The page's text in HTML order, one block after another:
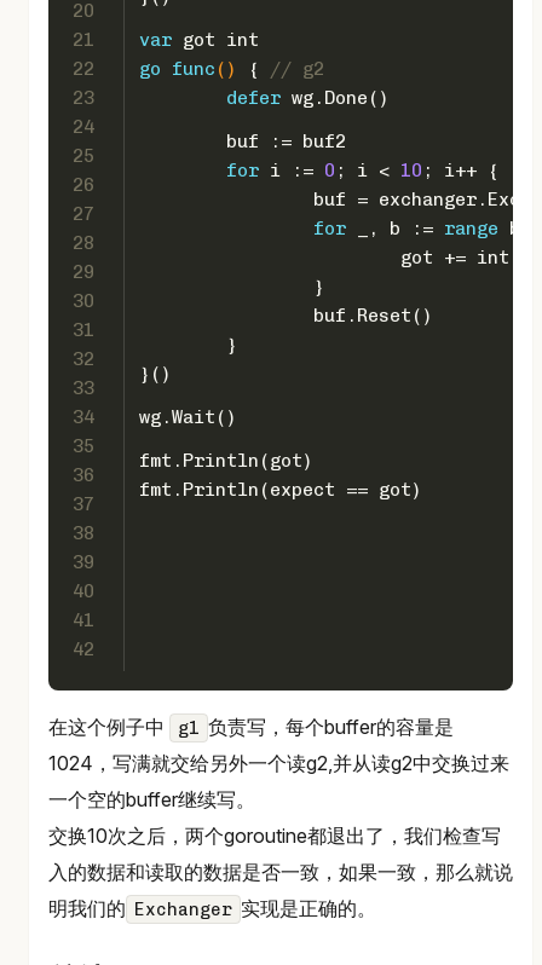
20
21
22
23
24
25
26
27
28
29
30
31
32
33
34
35
36
37
38
39
40
41
42
var got int
go
func () {
// g2
defer wg.Done()
	buf := buf2
for i := 0 ; i < 10 ; i++ {
buf =
for _, b := range
			got +=
int
		}
		buf.Reset()
	}
}()
wg.Wait()
fmt.Println(got)
fmt.Println(expect == got)
在这个例子中 g1 负责写，每个buffer的容量是
1024，写满就交给另外一个读g2,并从读g2中交换过来
一个空的buffer继续写。
交换10次之后，两个goroutine都退出了，我们检查写
入的数据和读取的数据是否一致，如果一致，那么就说
明我们的 Exchanger 实现是正确的。